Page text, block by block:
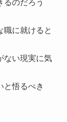
るのだろう
職に就けると
ない現実に気
と悟るべき